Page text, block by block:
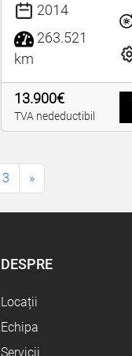
2014
263.521
km
13.900€
TVA nedeductibil
3 »
DESPRE
Locații
Echipa
Servicii